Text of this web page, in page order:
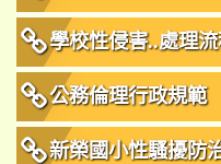
學校性侵害..處理
公務倫理行政規範
新榮國小性騷擾防